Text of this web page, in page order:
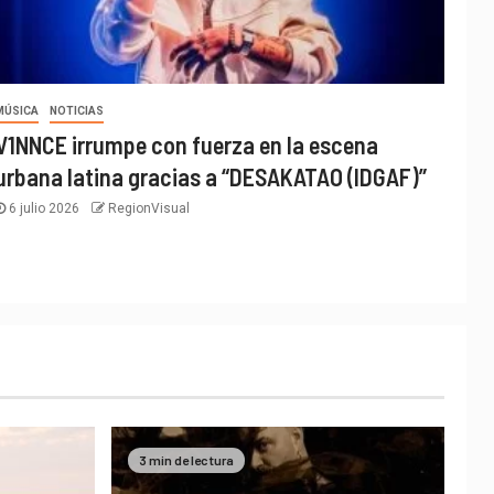
NOTICIAS
irrumpe con fuerza en la escena
latina gracias a “DESAKATAO (IDGAF)”
6 julio 2026 RegionVisual
3 min de lectura